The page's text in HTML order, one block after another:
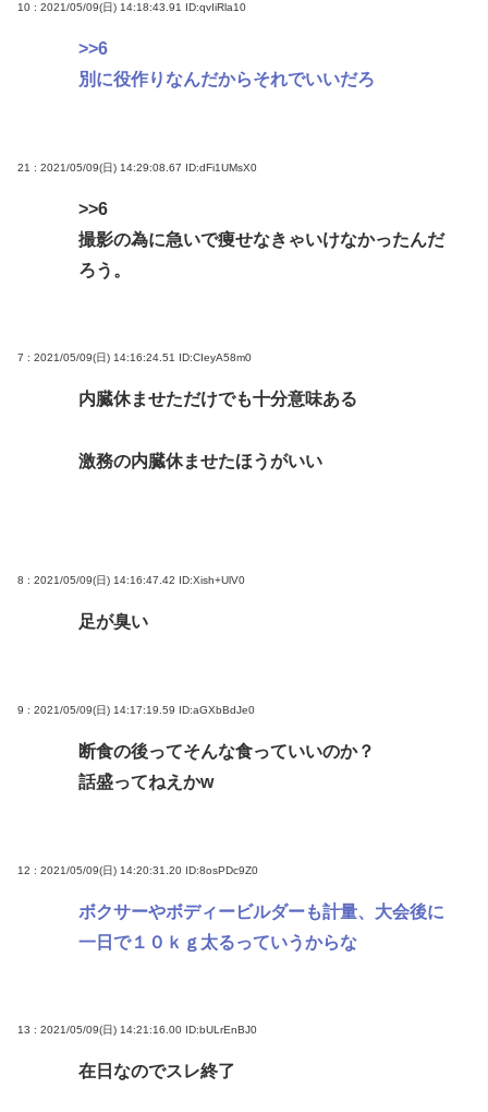
10 : 2021/05/09(日) 14:18:43.91 ID:qvIiRla10
>>6
別に役作りなんだからそれでいいだろ
21 : 2021/05/09(日) 14:29:08.67 ID:dFi1UMsX0
>>6
撮影の為に急いで痩せなきゃいけなかったんだ
ろう。
7 : 2021/05/09(日) 14:16:24.51 ID:CIeyA58m0
内臓休ませただけでも十分意味ある
激務の内臓休ませたほうがいい
8 : 2021/05/09(日) 14:16:47.42 ID:Xish+UlV0
足が臭い
9 : 2021/05/09(日) 14:17:19.59 ID:aGXbBdJe0
断食の後ってそんな食っていいのか？
話盛ってねえかw
12 : 2021/05/09(日) 14:20:31.20 ID:8osPDc9Z0
ボクサーやボディービルダーも計量、大会後に
一日で１０ｋｇ太るっていうからな
13 : 2021/05/09(日) 14:21:16.00 ID:bULrEnBJ0
在日なのでスレ終了